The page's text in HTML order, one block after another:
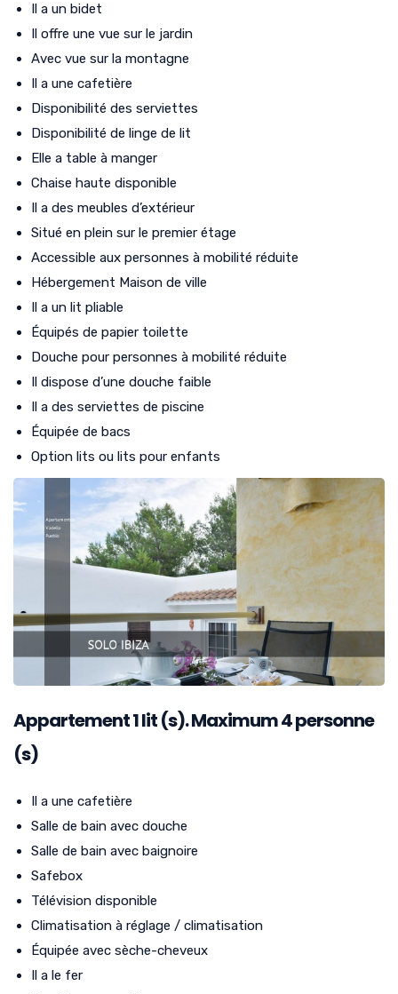
Il a un bidet
Il offre une vue sur le jardin
Avec vue sur la montagne
Il a une cafetière
Disponibilité des serviettes
Disponibilité de linge de lit
Elle a table à manger
Chaise haute disponible
Il a des meubles d’extérieur
Situé en plein sur le premier étage
Accessible aux personnes à mobilité réduite
Hébergement Maison de ville
Il a un lit pliable
Équipés de papier toilette
Douche pour personnes à mobilité réduite
Il dispose d’une douche faible
Il a des serviettes de piscine
Équipée de bacs
Option lits ou lits pour enfants
Appartement1lit (s). Maximum 4 personne
(s)
Il a une cafetière
Salle de bain avec douche
Salle de bain avec baignoire
Safebox
Télévision disponible
Climatisation à réglage / climatisation
Équipée avec sèche-cheveux
Il a le fer